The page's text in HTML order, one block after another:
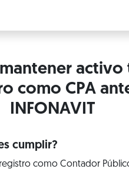
activo
como CPA
INFONAVIT
cumplir?
como Contador